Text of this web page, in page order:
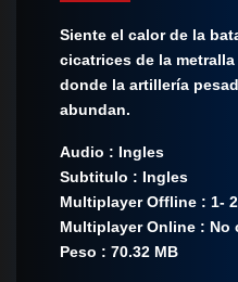
Siente el calor de la
cicatrices de la
donde la artillería
abundan.
Audio : Ingles
Subtitulo : Ingles
Multiplayer Offline : 1-
Multiplayer Online :
Peso : 70.32 MB